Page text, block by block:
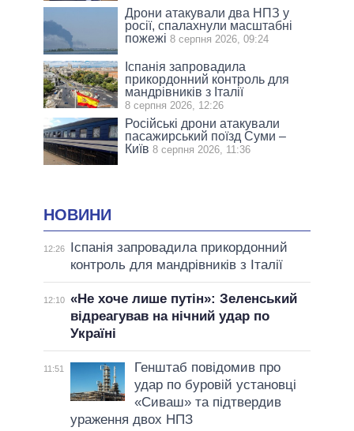
Дрони атакували два НПЗ у
росії, спалахнули масштабні
пожежі 8 серпня 2026, 09:24
Іспанія запровадила
прикордонний контроль для
мандрівників з Італії
8 серпня 2026, 12:26
Російські дрони атакували
пасажирський поїзд Суми –
Київ 8 серпня 2026, 11:36
НОВИНИ
12:26
Іспанія запровадила прикордонний
контроль для мандрівників з Італії
12:10 «Не хоче лише путін»: Зеленський
відреагував на нічний удар по
Україні
11:51
Генштаб повідомив про
удар по буровій установці
«Сиваш» та підтвердив
ураження двох НПЗ